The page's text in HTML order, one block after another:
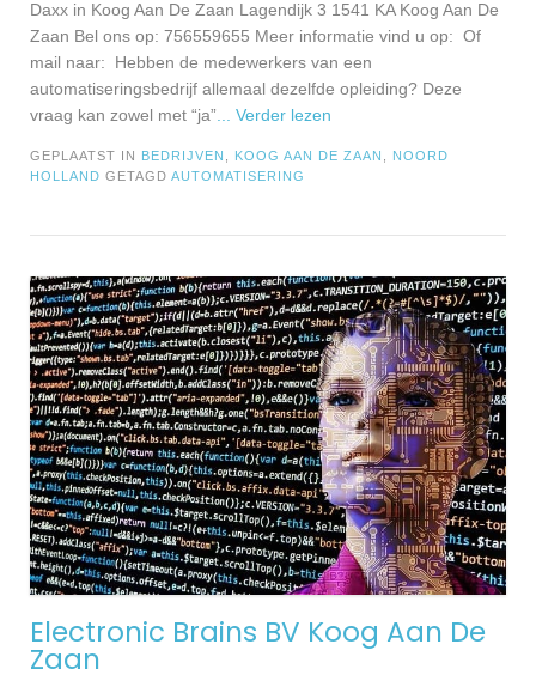
Daxx in Koog Aan De Zaan Lagendijk 3 1541 KA Koog Aan De
Zaan Bel ons op: 756559655 Meer informatie vind u op: Of
mail naar: Hebben de medewerkers van een
automatiseringsbedrijf allemaal dezelfde opleiding? Deze
vraag kan zowel met “ja”... Verder lezen
GEPLAATST IN BEDRIJVEN KOOG AAN DE ZAAN
NOORD
HOLLAND GETAGD AUTOMATISERING
Electronic Brains BV Koog Aan De
Zaan